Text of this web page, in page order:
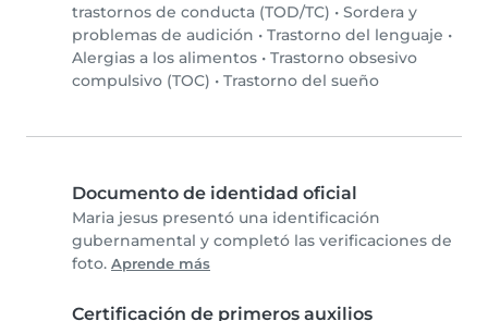
trastornos de conducta (TOD/TC) • Sordera y
problemas de audición • Trastorno del lenguaje •
Alergias a los alimentos • Trastorno obsesivo
compulsivo (TOC) • Trastorno del sueño
Documento de identidad oficial
Maria jesus presentó una identificación
gubernamental y completó las verificaciones de
foto. Aprende más
Certificación de primeros auxilios